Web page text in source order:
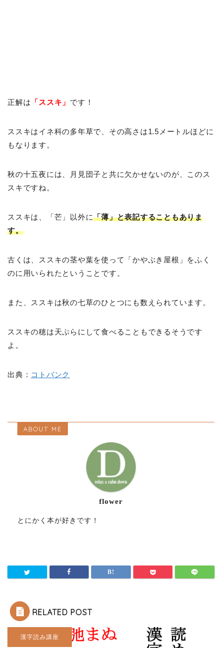
正解は 「ススキ」 です！
ススキはイネ科の多年草で、その高さは1.5メートルほどに
もなります。
秋の十五夜には、月見団子と共に欠かせないのが、このス
スキですね。
ススキは、「芒」以外に「薄」と表記することもありま
す。
古くは、ススキの茎や葉を使って「かやぶき屋根」をふく
のに用いられたということです。
また、ススキは秋の七草のひとつにも数えられています。
ススキの穂は天ぷらにして食べることもできるそうです
よ。
出典： コトバンク
ABOUT ME
flower
とにかく本が好きです！
RELATED POST
漢字読み講座